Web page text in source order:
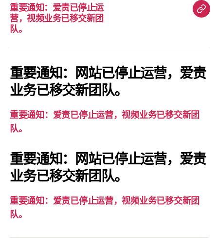
重要通知：爱责已停止运
营，视频业务已移交新团
队。
重
知：
爱
责
视
重要通知：网站已停止运营，爱责
业务已移交新团队。
重要通知：爱责已停止运营，视频业务已移交新团
队。
重要通知：网站已停止运营，爱责
业务已移交新团队。
重要通知：爱责已停止运营，视频业务已移交新团
队。